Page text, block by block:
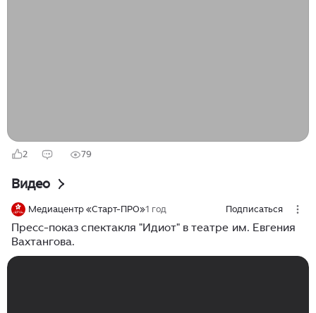
2 79
Видео
Медиацентр «Старт-ПРО»1 год Подписаться
Пресс-показ спектакля "Идиот" в театре им. Евгения
Вахтангова.